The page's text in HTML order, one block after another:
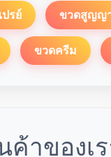
รย์ ขวดสูญญ
ขวดครีม
ค้าของเ